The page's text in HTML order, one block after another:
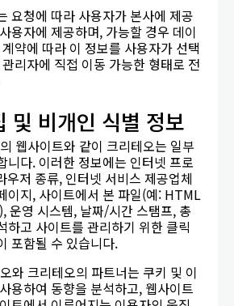
요청에 따라 사용자가 본사에 제공
용자에 제공하며, 가능할 경우 데이
약에 따라 이 정보를 사용자가 선택
리자에 직접 이동 가능한 형태로 전
및 비개인 식별 정보
웹사이트와 같이 크리테오는 일부
니다. 이러한 정보에는 인터넷 프로
우저 종류, 인터넷 서비스 제공업체
이지, 사이트에서 본 파일(예: HTML
운영 시스템, 날짜/시간 스탬프, 총
하고 사이트를 관리하기 위한 클릭
포함될 수 있습니다.
와 크리테오의 파트너는 쿠키 및 이
용하여 동향을 분석하고, 웹사이트